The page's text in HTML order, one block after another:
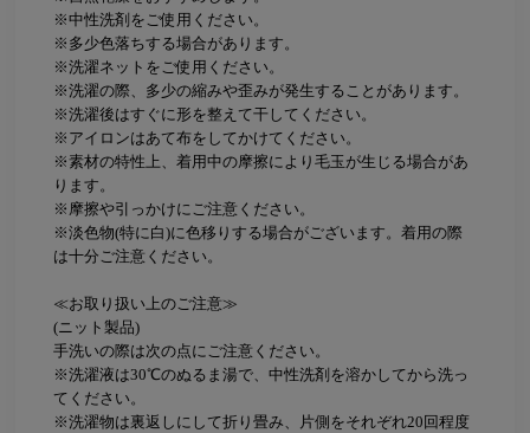
※中性洗剤をご使用ください。
※多少色落ちする場合があります。
※洗濯ネットをご使用ください。
※洗濯の際、多少の縮みや歪みが発生することがあります。
※洗濯後はすぐに形を整えて干してください。
※アイロンはあて布をしてかけてください。
※素材の特性上、着用中の摩擦により毛玉が生じる場合があ
ります。
※摩擦や引っかけにご注意ください。
※淡色物(特に白)に色移りする場合がございます。着用の際
は十分ご注意ください。
≪お取り扱い上のご注意≫
(ニット製品)
手洗いの際は次の点にご注意ください。
※洗濯液は30℃のぬるま湯で、中性洗剤を溶かしてから洗っ
てください。
※洗濯物は裏返しにして折り畳み、片側をそれぞれ20回程度